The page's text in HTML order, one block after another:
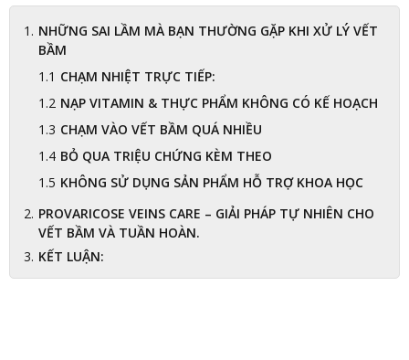
NHỮNG SAI LẦM MÀ BẠN THƯỜNG GẶP KHI XỬ LÝ VẾT
BẦM
CHẠM NHIỆT TRỰC TIẾP:
NẠP VITAMIN & THỰC PHẨM KHÔNG CÓ KẾ HOẠCH
CHẠM VÀO VẾT BẦM QUÁ NHIỀU
BỎ QUA TRIỆU CHỨNG KÈM THEO
KHÔNG SỬ DỤNG SẢN PHẨM HỖ TRỢ KHOA HỌC
PROVARICOSE VEINS CARE – GIẢI PHÁP TỰ NHIÊN CHO
VẾT BẦM VÀ TUẦN HOÀN.
KẾT LUẬN: